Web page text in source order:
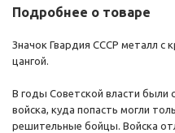
Подробнее о товаре
Значок Гвардия СССР металл с
цангой.
В годы Советской власти были
войска, куда попасть могли
решительные бойцы. Войска